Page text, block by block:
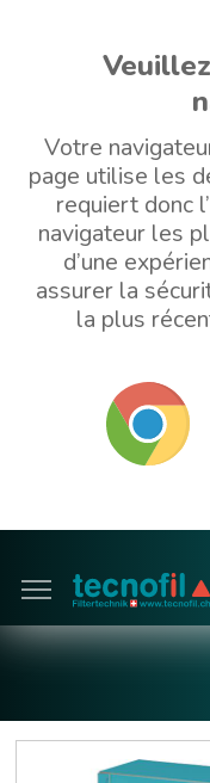
Votre
page utilise les
requiert donc
navigateur les
d’une
assurer la
la plus
Poursuivre